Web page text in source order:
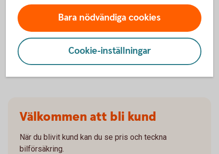
Gäller bilförsäkringen utanför Sverige?
Täcker försäkringen viltolyckor?
Vilka bilar har en vagnskadegaranti?
Välkommen att bli kund
När du blivit kund kan du se pris och teckna
bilförsäkring.
Bara nödvändiga cookies
Cookie-inställningar